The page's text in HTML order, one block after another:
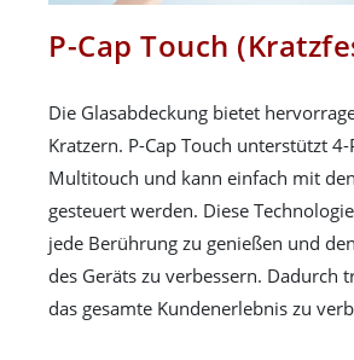
P-Cap Touch
Die Glasabdeckung bietet
Kratzern. P-Cap Touch unterstützt
Multitouch und kann einfach mit
gesteuert werden. Diese
jede Berührung zu genießen und
des Geräts zu verbessern. Dadurch
das gesamte Kundenerlebnis zu